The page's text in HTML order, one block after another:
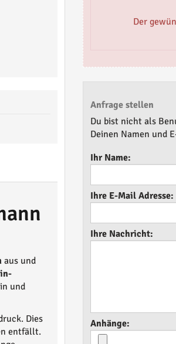
aus und
und
Dies
entfällt.
Der
Anfrage stellen
Du bist nicht als
Deinen Namen und
Ihr Name:
Ihre E-Mail Adresse:
Ihre Nachricht:
Anhänge: